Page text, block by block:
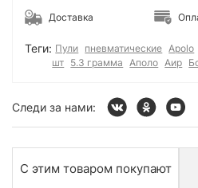
Доставка
Теги: Пули пневматические Apolo
шт 5.3 грамма Аполо Аир
Следи за нами:
С этим товаром покупают